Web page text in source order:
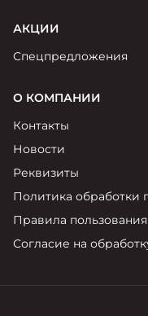
АКЦИИ
Спецпредложения
О КОМПАНИИ
Контакты
Новости
Реквизиты
Политика обработки
Правила
Согласие на